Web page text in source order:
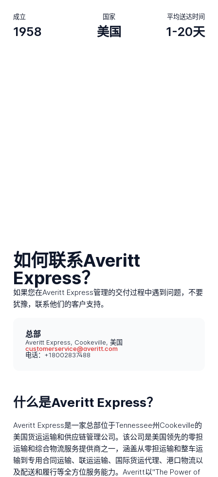
成立
1958
国家
美国
平均送达时间
1-20天
如何联系Averitt
Express？
如果您在Averitt Express管理的交付过程中遇到问题，不要
犹豫，联系他们的客户支持。
总部
Averitt Express, Cookeville, 美国
customerservice@averitt.com
电话：+18002837488
什么是Averitt Express？
Averitt Express是一家总部位于Tennessee州Cookeville的
美国货运运输和供应链管理公司。该公司是美国领先的零担
运输和综合物流服务提供商之一，涵盖从零担运输和整车运
输到专用合同运输、联运运输、国际货运代理、港口物流以
及配送和履行等全方位服务能力。Averitt以"The Power of